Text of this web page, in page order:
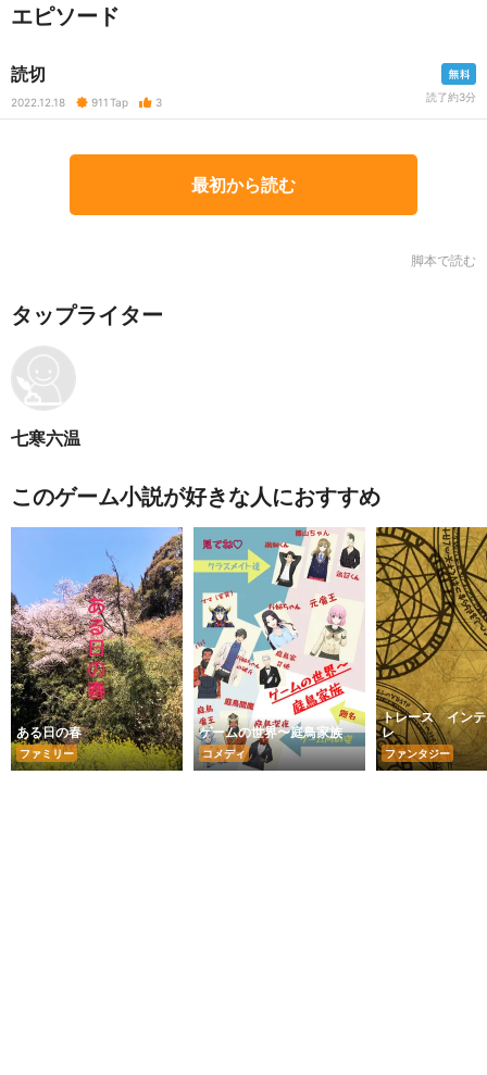
エピソード
読切
2022.12.18 911Tap 3 読了約3分
最初から読む
脚本で読む
タップライター
七寒六温
このゲーム小説が好きな人におすすめ
ある日の春
ファミリー
ゲームの世界〜庭鳥家族
コメディ
トレース インテ
レ
ファンタジー